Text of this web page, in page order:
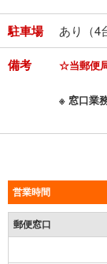
駐車場 あり（4
備考 ☆当郵便
※ 窓口業
営業時間
郵便窓口